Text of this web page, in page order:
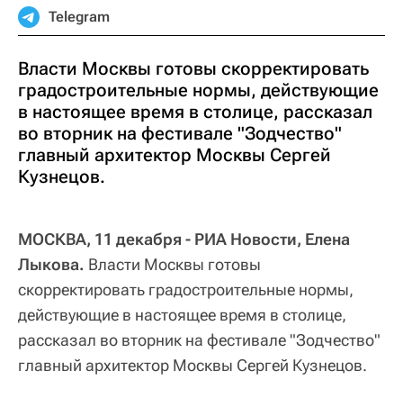
Telegram
Власти Москвы готовы скорректировать
градостроительные нормы, действующие
в настоящее время в столице, рассказал
во вторник на фестивале "Зодчество"
главный архитектор Москвы Сергей
Кузнецов.
МОСКВА, 11 декабря - РИА Новости, Елена
Лыкова. Власти Москвы готовы
скорректировать градостроительные нормы,
действующие в настоящее время в столице,
рассказал во вторник на фестивале "Зодчество"
главный архитектор Москвы Сергей Кузнецов.